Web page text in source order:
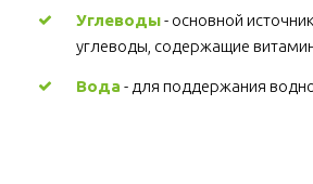
Углеводы - основной
углеводы, содержащие
Вода - для поддержания